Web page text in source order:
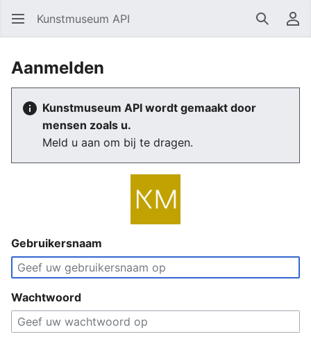
Kunstmuseum API Zoeken
Aanmelden
Kunstmuseum API wordt gemaakt door
mensen zoals u.
Meld u aan om bij te dragen.
Gebruikersnaam
Wachtwoord